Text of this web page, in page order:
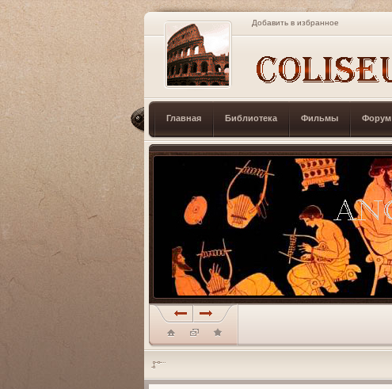
Добавить в избранное
Главная Библиотека Фильмы Форум